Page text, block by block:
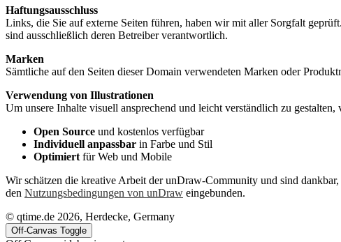
Haftungsausschluss
Links, die Sie auf externe Seiten führen, haben wir mit aller Sorgfalt
sind ausschließlich deren Betreiber verantwortlich.
Marken
Sämtliche auf den Seiten dieser Domain verwendeten Marken oder
Verwendung von Illustrationen
Um unsere Inhalte visuell ansprechend und leicht verständlich zu
Open Source und kostenlos verfügbar
Individuell anpassbar in Farbe und Stil
Optimiert für Web und Mobile
Wir schätzen die kreative Arbeit der unDraw-Community und sind
den Nutzungsbedingungen von unDraw eingebunden.
© qtime.de 2026, Herdecke, Germany
Off-Canvas Toggle